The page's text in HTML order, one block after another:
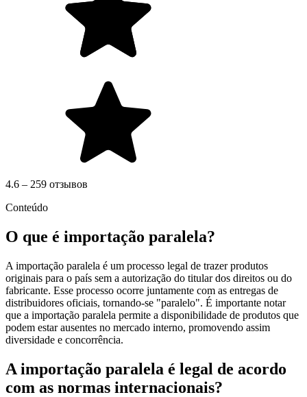
4.6 – 259 отзывов
Conteúdo
O que é importação paralela?
A importação paralela é um processo legal de trazer produtos
originais para o país sem a autorização do titular dos direitos ou do
fabricante. Esse processo ocorre juntamente com as entregas de
distribuidores oficiais, tornando-se "paralelo". É importante notar
que a importação paralela permite a disponibilidade de produtos que
podem estar ausentes no mercado interno, promovendo assim
diversidade e concorrência.
A importação paralela é legal de acordo
com as normas internacionais?